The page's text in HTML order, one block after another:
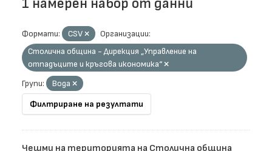
1 намерен набор от данни
Формати: CSV
Организации:
Столична община - Дирекция „Управление на
отпадъците и кръгова икономика“
Групи:
Вода
Филтриране на резултати
Чешми на територията на Столична община